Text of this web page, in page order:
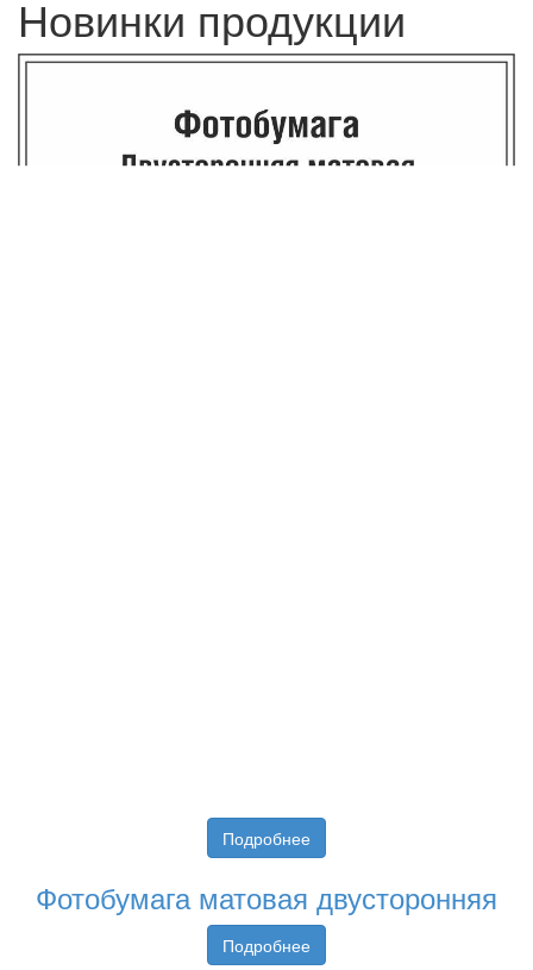
Новинки продукции
Подробнее
Фотобумага матовая двусторонняя
Подробнее